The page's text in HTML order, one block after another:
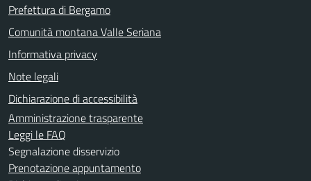
Prefettura di Bergamo
Comunità montana Valle Seriana
Informativa privacy
Note legali
Dichiarazione di accessibilità
Amministrazione trasparente
Leggi le FAQ
Segnalazione disservizio
Prenotazione appuntamento